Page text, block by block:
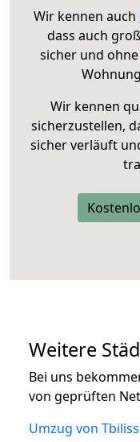
Wir kennen auch
dass auch
sicher und
Wir kennen
sicherzustellen,
sicher verläuft
Weitere
Bei uns
von geprüften
Umzug von